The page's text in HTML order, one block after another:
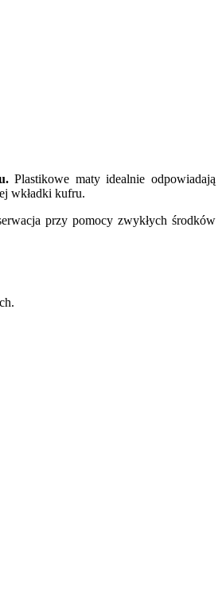
Plastikowe maty idealnie odpowiadają
wkładki kufru.
przy pomocy zwykłych środków